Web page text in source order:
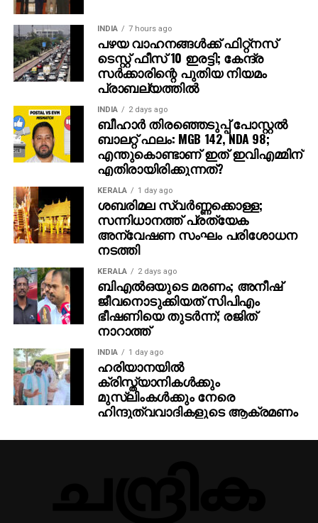
കയ്യില്‍ ത്രിശൂലം പിടിച്ച് കാളയുടെ പുറത്ത്
സവാരിയുമായി എത്തുന്ന രുദ്രയായി മഹേഷ്
ബാബുവിന്റെ എന്‍ട്രിയാണ് ട്രെയിലറിന്റെ ഹൈലൈറ്റ്.
അതേപോലെ, വേദിയിലേക്കും മഹേഷ് ബാബു
കാളപ്പുറത്ത് സവാരിയായി എത്തിയപ്പോള്‍ 60,000-
ത്തിലധികം പ്രേക്ഷകര്‍ കൈയ്യടി മുഴക്കി വരവേറ്റു.
ഐമാക്‌സ് ഫോര്‍മാറ്റിലാണ് ഈ ചിത്രം ഒരുക്കുന്നത്.
അതിനാല്‍ തന്നെ തിയേറ്ററുകളില്‍ അത്ഭുതകരമായ
കാഴ്ചാനുഭവം സമ്മാനിക്കുമെന്നുറപ്പ്. ബാഹുബലി,
ഞഞഞ എന്നിവയുടെ സംവിധായകന്‍ രാജമൗലിയുടെ
ഈ ബ്രഹ്‌മാണ്ഡ പ്രോജക്റ്റ് 2027-ല്‍
തിയേറ്ററുകളിലേക്ക് എത്തും.
INDIA 7 hours ago
പഴയ വാഹനങ്ങള്‍ക്ക് ഫിറ്റ്‌നസ്
ടെസ്റ്റ് ഫീസ് 10 ഇരട്ടി; കേന്ദ്ര
സര്‍ക്കാരിന്റെ പുതിയ നിയമം
പ്രാബല്യത്തില്‍
INDIA 2 days ago
ബീഹാർ തിരഞ്ഞെടുപ്പ് പോസ്റ്റൽ
ബാലറ്റ് ഫലം: MGB 142, NDA 98;
എന്തുകൊണ്ടാണ് ഇത് ഇവിഎമ്മിന്
എതിരായിരിക്കുന്നത്?
KERALA 1 day ago
ശബരിമല സ്വര്‍ണ്ണക്കൊള്ള;
സന്നിധാനത്ത് പ്രത്യേക
അന്വേഷണ സംഘം പരിശോധന
നടത്തി
KERALA 2 days ago
ബിഎല്‍ഒയുടെ മരണം; അനീഷ്
ജീവനൊടുക്കിയത് സിപിഎം
ഭീഷണിയെ തുടര്‍ന്ന്; രജിത്
നാറാത്ത്
INDIA 1 day ago
ഹരിയാനയില്‍
ക്രിസ്ത്യാനികള്‍ക്കും
മുസ്‌ലിംകള്‍ക്കും നേരെ
ഹിന്ദുത്വവാദികളുടെ ആക്രമണം